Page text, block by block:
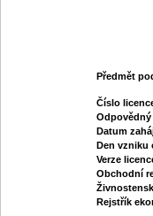
Předmět
Číslo
Datum
Den vzniku
Verze
Obchodní
Rejstřík